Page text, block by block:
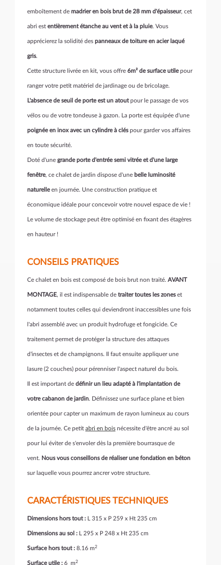
emboîtement de madrier en bois brut de 28 mm d'épaisseur, cet
abri est entièrement étanche au vent et à la pluie. Vous
apprécierez la solidité des panneaux de toiture en acier laqué
gris.
Cette structure livrée en kit, vous offre 6m² de surface utilepour
ranger votre petit matériel de jardinage ou de bricolage.
L'absence de seuil de porte est un atoutpour le passage de vos
vélos ou de votre tondeuse à gazon. La porte est équipée d'une
poignée en inox avec un cylindre à cléspour garder vos affaires
en toute sécurité.
Doté d'une grande porte d'entrée semi vitrée et d'une large
fenêtre, ce chalet de jardin dispose d'une belle luminosité
naturelleen journée. Une construction pratique et
économique idéale pour concevoir votre nouvel espace de vie !
Le volume de stockage peut être optimisé en fixant des étagères
en hauteur !
CONSEILS PRATIQUES
Ce chalet en bois est composé de bois brut non traité. AVANT
MONTAGE, il est indispensable de traiter toutes les zoneset
notamment toutes celles qui deviendront inaccessibles une fois
l'abri assemblé avec un produit hydrofuge et fongicide. Ce
traitement permet de protéger la structure des attaques
d'insectes et de champignons. Il faut ensuite appliquer une
lasure (2 couches) pour pérenniser l'aspect naturel du bois.
Il est important de définir un lieu adapté à l'implantation de
votre cabanon de jardin. Définissez une surface plane et bien
orientée pour capter un maximum de rayon lumineux au cours
de la journée. Ce petit abri en bois nécessite d'être ancré au sol
pour lui éviter de s'envoler dès la première bourrasque de
vent. Nous vous conseillons de réaliser une fondation en béton
sur laquelle vous pourrez ancrer votre structure.
CARACTÉRISTIQUES TECHNIQUES
Dimensions hors tout : L 315 x P 259 x Ht 235 cm
Dimensions au sol : L 295 x P 248 x Ht 235 cm
Surface hors tout : 8.16 m2
Surface utile : 6 m2